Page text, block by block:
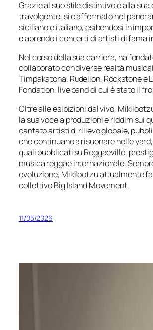
Grazie al suo stile distintivo e alla sua
travolgente, si è affermato nel
siciliano e italiano, esibendosi in
e aprendo i concerti di artisti di fama
Nel corso della sua carriera, ha
collaborato con diverse realtà
Timpakatona, Rudelion, Rockstone e
Fondation, live band di cui è stato il
Oltre alle esibizioni dal vivo,
la sua voce a produzioni e riddim sui
cantato artisti di rilievo globale,
che continuano a risuonare nelle
quali pubblicati su Reggaeville,
musica reggae internazionale.
evoluzione, Mikilootzu attualmente
collettivo Big Island Movement.
11/05/2026